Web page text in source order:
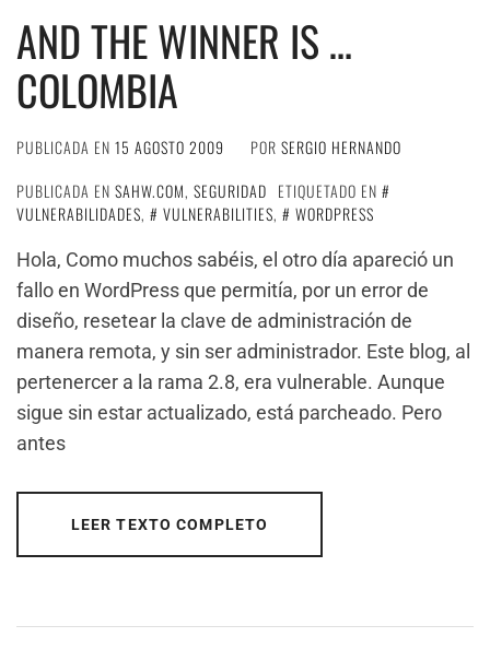
AND THE WINNER IS …
COLOMBIA
PUBLICADA EN 15 AGOSTO 2009 POR SERGIO HERNANDO
PUBLICADA EN SAHW.COM, SEGURIDAD ETIQUETADO EN
VULNERABILIDADES, VULNERABILITIES,
WORDPRESS
Hola, Como muchos sabéis, el otro día apareció un
fallo en WordPress que permitía, por un error de
diseño, resetear la clave de administración de
manera remota, y sin ser administrador. Este blog, al
pertenercer a la rama 2.8, era vulnerable. Aunque
sigue sin estar actualizado, está parcheado. Pero
antes
LEER TEXTO COMPLETO